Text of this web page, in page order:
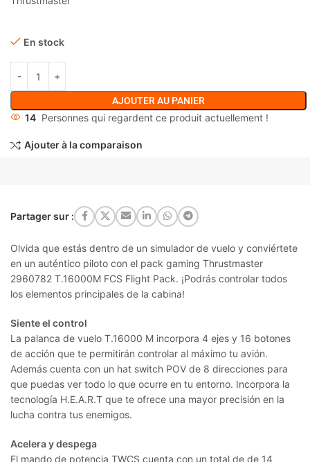
En stock
AJOUTER AU PANIER
14 Personnes qui regardent ce produit actuellement !
Ajouter à la comparaison
Partager sur :
Olvida que estás dentro de un simulador de vuelo y conviértete
en un auténtico piloto con el pack gaming Thrustmaster
2960782 T.16000M FCS Flight Pack. ¡Podrás controlar todos
los elementos principales de la cabina!
Siente el control
La palanca de vuelo T.16000 M incorpora 4 ejes y 16 botones
de acción que te permitirán controlar al máximo tu avión.
Además cuenta con un hat switch POV de 8 direcciones para
que puedas ver todo lo que ocurre en tu entorno. Incorpora la
tecnología H.E.A.R.T que te ofrece una mayor precisión en la
lucha contra tus enemigos.
Acelera y despega
El mando de potencia TWCS cuenta con un total de de 14